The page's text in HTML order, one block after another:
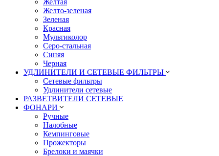
Желтая
Желто-зеленая
Зеленая
Красная
Мультиколор
Серо-стальная
Синяя
Черная
УДЛИНИТЕЛИ И СЕТЕВЫЕ ФИЛЬТРЫ
Сетевые фильтры
Удлинители сетевые
РАЗВЕТВИТЕЛИ СЕТЕВЫЕ
ФОНАРИ
Ручные
Налобные
Кемпинговые
Прожекторы
Брелоки и маячки